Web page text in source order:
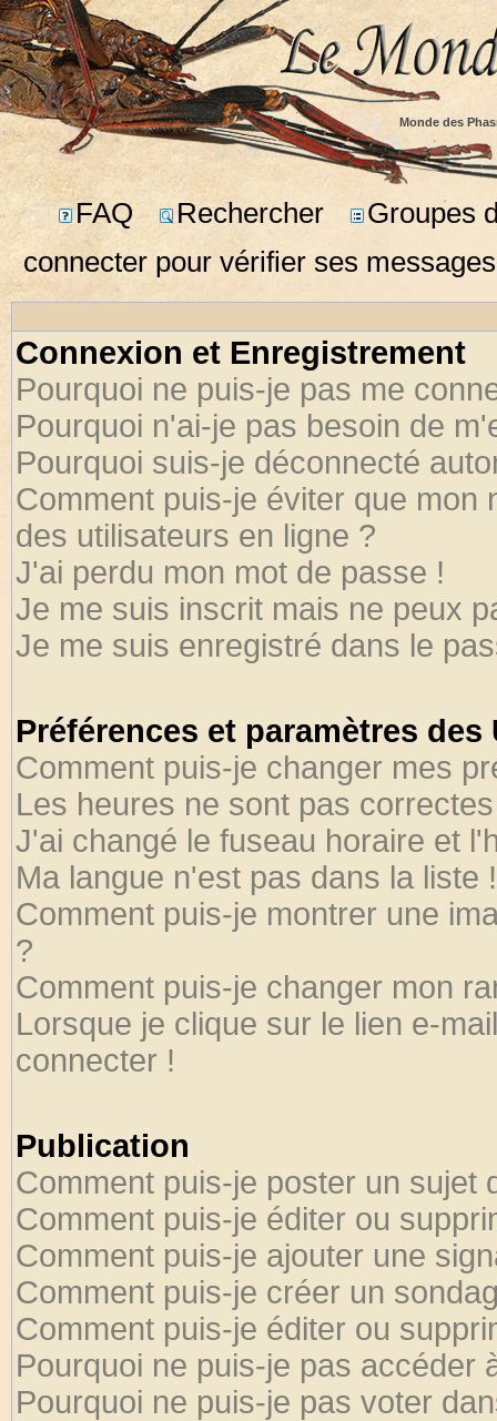
Monde des
FAQ Rechercher
Groupes
connecter pour vérifier ses
Connexion et Enregistrement
Pourquoi ne puis-je pas me
Pourquoi n'ai-je pas besoin de
Pourquoi suis-je déconnecté
Comment puis-je éviter que mon
des utilisateurs en ligne ?
J'ai perdu mon mot de passe !
Je me suis inscrit mais ne peux
Je me suis enregistré dans le
Préférences et paramètres
Comment puis-je changer mes
Les heures ne sont pas
J'ai changé le fuseau horaire et
Ma langue n'est pas dans la liste !
Comment puis-je montrer une
?
Comment puis-je changer mon
Lorsque je clique sur le lien e-
connecter !
Publication
Comment puis-je poster un sujet
Comment puis-je éditer ou
Comment puis-je ajouter une
Comment puis-je créer un
Comment puis-je éditer ou
Pourquoi ne puis-je pas accéder
Pourquoi ne puis-je pas voter